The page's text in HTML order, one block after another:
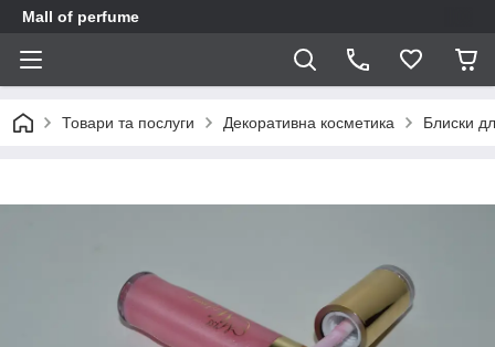
Mall of perfume
Товари та послуги Декоративна косметика Блиски